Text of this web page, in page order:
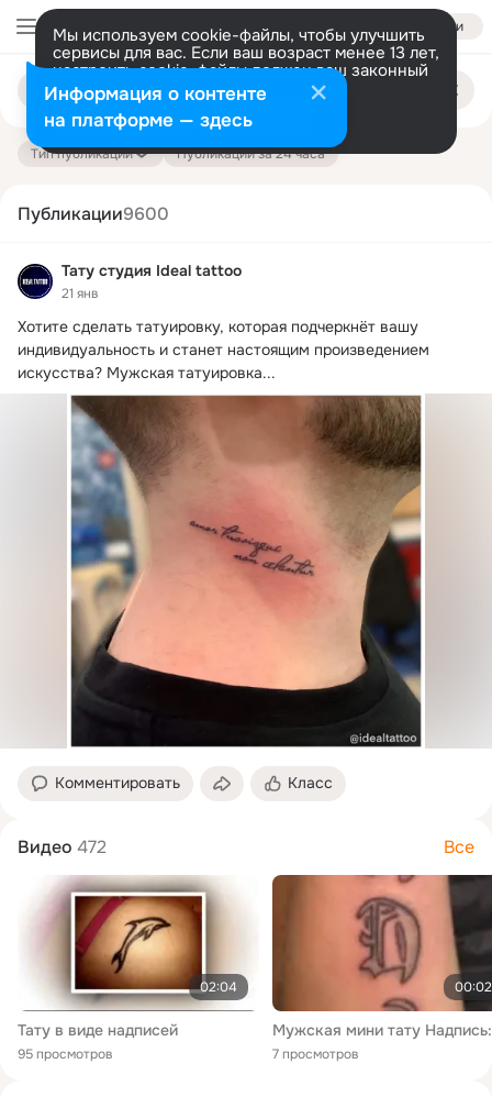
Войти
Мы используем cookie-файлы, чтобы улучшить
сервисы для вас. Если ваш возраст менее 13 лет,
настроить cookie-файлы должен ваш законный
представитель. Больше информации
Разрешить все Настроить
Поиск
публикациям
Тип публикации Публикации за 24 часа
Публикации9600
Тату студия Ideal tattoo
21 янв
Хотите сделать татуировку, которая подчеркнёт вашу
индивидуальность и станет настоящим произведением
искусства? Мужская татуировка...
Комментировать Класс
Видео 472 Все
02:04
Тату в виде надписей
95 просмотров
00:02
7 просмотров
Информация о контенте
на платформе — здесь